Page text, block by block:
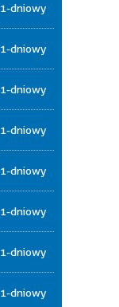
1-dniowy
1-dniowy
1-dniowy
1-dniowy
1-dniowy
1-dniowy
1-dniowy
1-dniowy